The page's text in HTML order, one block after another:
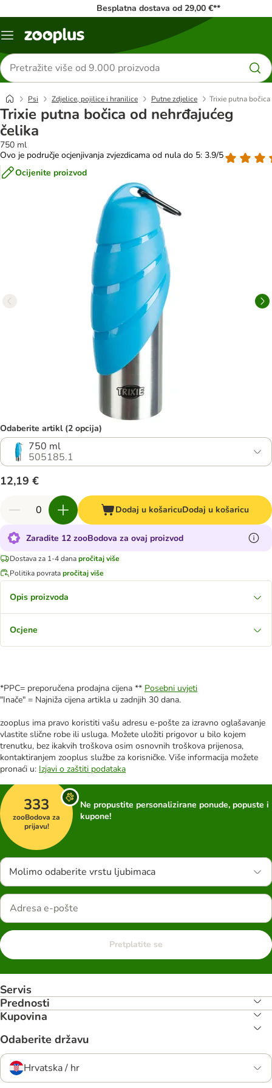
Besplatna dostava od 29,00 €**
Izbornik
Traži
proizvode
Psi Zdjelice, pojilice i hranilice Putne zdjelice Trixie putna
Trixie putna bočica od nehrđajućeg
čelika
750 ml
Ovo je područje ocjenjivanja zvjezdicama od nula do 5: 3.9/5
Ocijenite proizvod
Odaberite artikl (2 opcija)
750 ml
505185.1
12,19 €
Dodaj u košaricuDodaj u košaricu
Zaradite 12 zooBodova za ovaj proizvod
Dostava za 1-4 danapročitaj više
Politika povratapročitaj više
Opis proizvoda
Ocjene
*PPC= preporučena prodajna cijena ** Posebni uvjeti
"Inače" = Najniža cijena artikla u zadnjih 30 dana.
zooplus ima pravo koristiti vašu adresu e-pošte za izravno oglašavanje
vlastite slične robe ili usluga. Možete uložiti prigovor u bilo kojem
trenutku, bez ikakvih troškova osim osnovnih troškova prijenosa,
kontaktiranjem zooplus službe za korisničke. Više informacija možete
pronaći u: Izjavi o zaštiti podataka
333
zooBodova za
prijavu!
Ne propustite personalizirane ponude, popuste i
kupone!
Molimo odaberite vrstu ljubimaca
Pretplatite se
Servis
Prednosti
Kupovina
Odaberite državu
Hrvatska / hr